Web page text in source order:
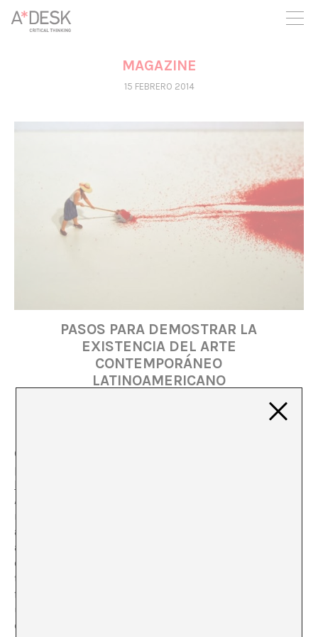
crees también en A*DESK seguimos necesitándote para poder
seguir adelante. Ahora puedes participar del proyecto y
apoyarlo.
MAGAZINE
15 FEBRERO 2014
PASOS PARA DEMOSTRAR LA
EXISTENCIA DEL ARTE
CONTEMPORÁNEO
LATINOAMERICANO
Como cartel de verano y breviario de doctrina, el Malba
presenta
breves
Además de ser la primera en el museo y la primera
muestra de Porter en Buenos Aires en varios años;
además del título tributario de la literatura infantil;
además incluso del ensayo de Graciela Speranza para el
catálogo (un número aparte y autoconclusivo de
travesuras con la teoría y la literatura) y además de su
formato mediano, con una instalación sobre tarimas y
unos dibujos, hay poco para decir de una exhibición
que en realidad carece de verbos: un conglomerado